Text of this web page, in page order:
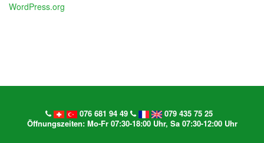
WordPress.org
076 681 94 49
079 435 75 25
Öffnungszeiten: Mo-Fr 07:30-18:00 Uhr, Sa 07:30-12:00 Uhr